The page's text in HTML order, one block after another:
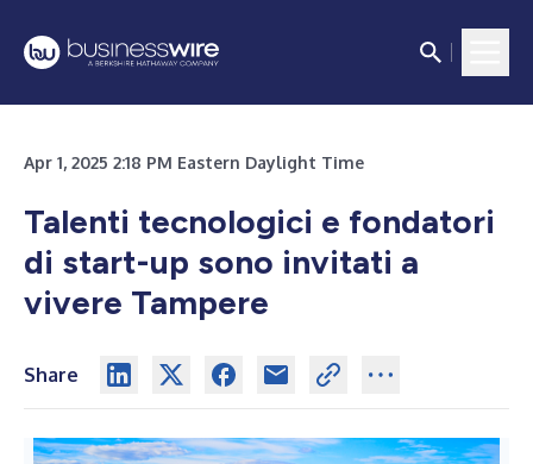
Apr 1, 2025 2:18 PM Eastern Daylight Time
Talenti tecnologici e fondatori
di start-up sono invitati a
vivere Tampere
Share